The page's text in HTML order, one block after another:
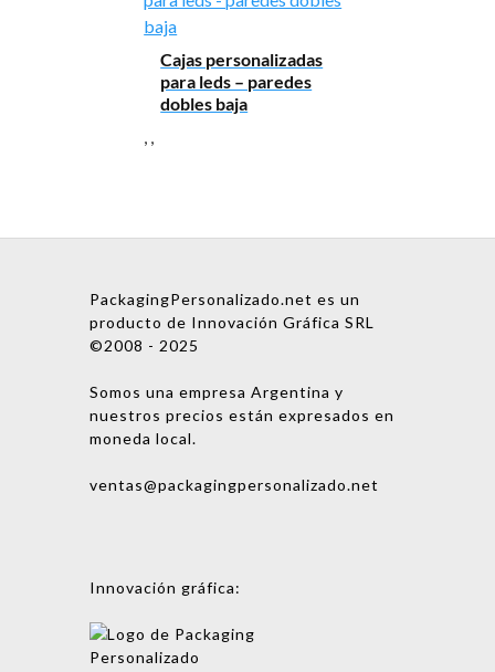
Cajas personalizadas
para leds – paredes
dobles baja
, ,
PackagingPersonalizado.net es un
producto de Innovación Gráfica SRL
©2008 - 2025
Somos una empresa Argentina y
nuestros precios están expresados en
moneda local.
ventas@packagingpersonalizado.net
Innovación gráfica: